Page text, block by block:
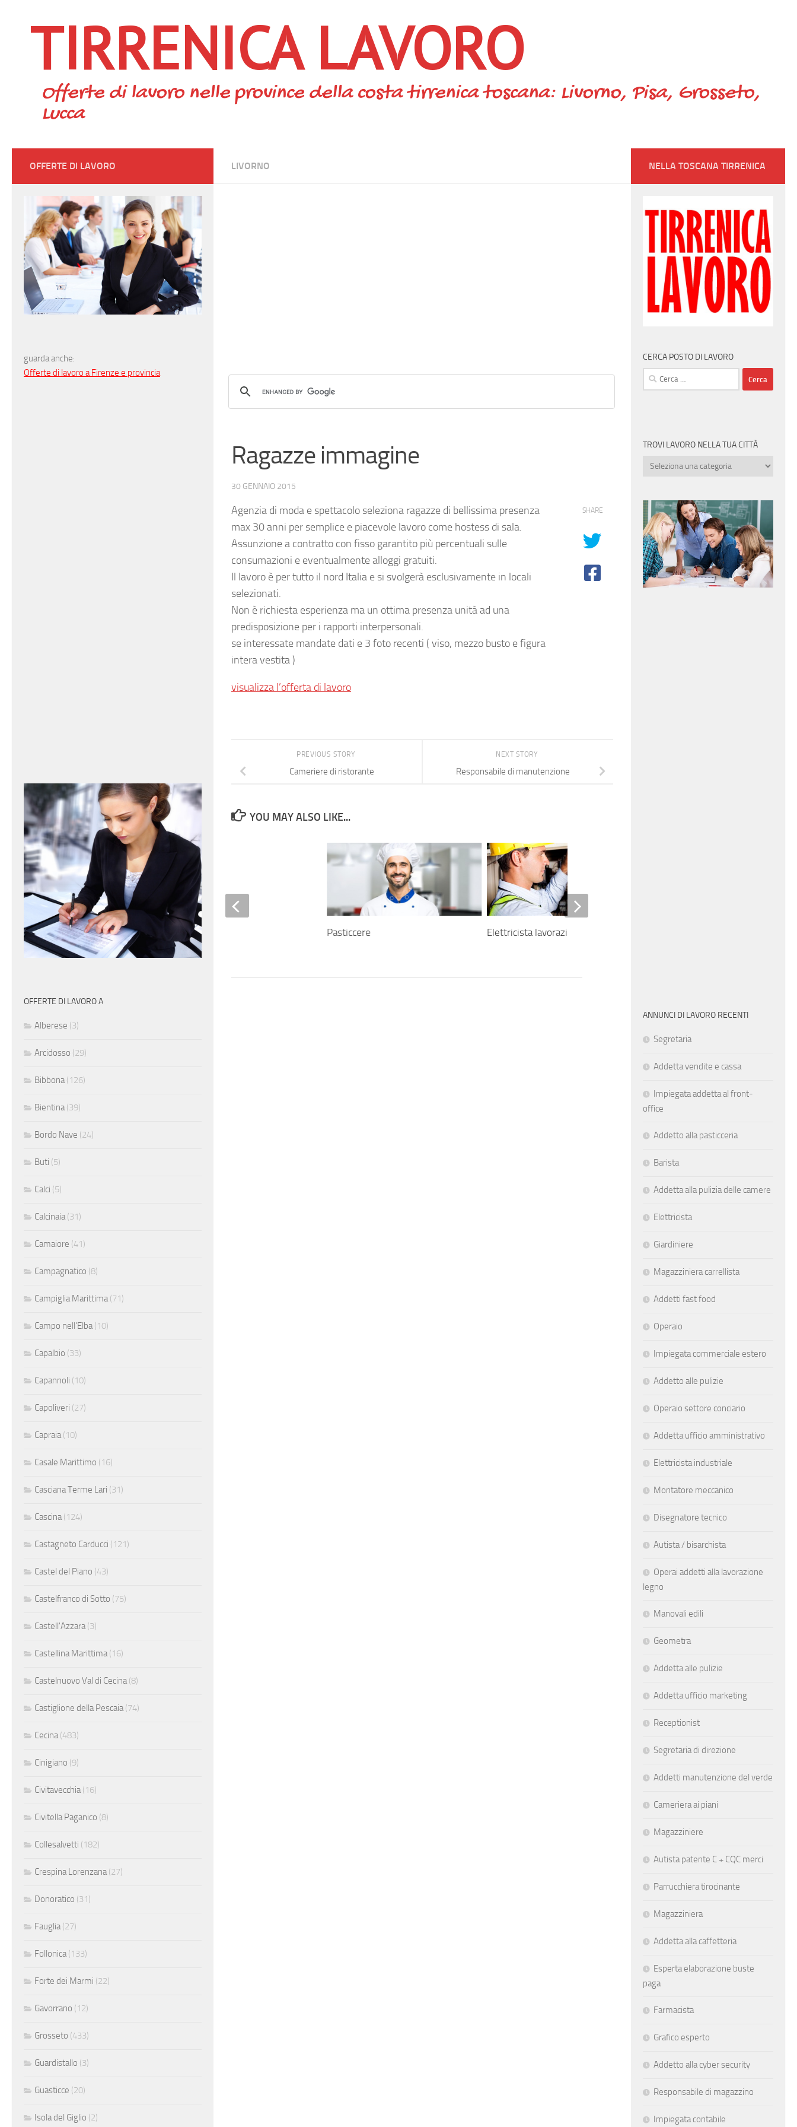
TIRRENICA LAVORO
Offerte di lavoro nelle province della costa tirrenica toscana: Livorno, Pisa, Grosseto,
Lucca
LIVORNO
Ragazze immagine
30 GENNAIO 2015
Agenzia di moda e spettacolo seleziona ragazze di bellissima presenza
max 30 anni per semplice e piacevole lavoro come hostess di sala.
Assunzione a contratto con fisso garantito più percentuali sulle
consumazioni e eventualmente alloggi gratuiti.
Il lavoro è per tutto il nord Italia e si svolgerà esclusivamente in locali
selezionati.
Non è richiesta esperienza ma un ottima presenza unità ad una
predisposizione per i rapporti interpersonali.
se interessate mandate dati e 3 foto recenti ( viso, mezzo busto e figura
intera vestita )
visualizza l’offerta di lavoro
SHARE
NEXT STORY
Responsabile di manutenzione
PREVIOUS STORY
Cameriere di ristorante
YOU MAY ALSO LIKE...
Pasticcere Elettricista lavorazioni fibra ottica
Scaffalisti esperti
OFFERTE DI LAVORO
guarda anche:
Offerte di lavoro a Firenze e provincia
OFFERTE DI LAVORO A
Alberese (3)
Arcidosso (29)
Bibbona(126)
Bientina(39)
Bordo Nave (24)
Buti (5)
Calci (5)
Calcinaia(31)
Camaiore (41)
Campagnatico (8)
Campiglia Marittima(71)
Campo nell'Elba(10)
Capalbio (33)
Capannoli (10)
Capoliveri (27)
Capraia(10)
Casale Marittimo (16)
Casciana Terme Lari (31)
Cascina(124)
Castagneto Carducci (121)
Castel del Piano (43)
Castelfranco di Sotto (75)
Castell'Azzara(3)
Castellina Marittima(16)
Castelnuovo Val di Cecina(8)
Castiglione della Pescaia(74)
Cecina(483)
Cinigiano (9)
Civitavecchia(16)
Civitella Paganico (8)
Collesalvetti (182)
Crespina Lorenzana(27)
Donoratico (31)
Fauglia(27)
Follonica(133)
Forte dei Marmi (22)
Gavorrano (12)
Grosseto (433)
Guardistallo (3)
Guasticce (20)
Isola del Giglio (2)
NELLA TOSCANA TIRRENICA
CERCA POSTO DI LAVORO
Ricerca
per:
TROVI LAVORO NELLA TUA CITTÀ
Trovi
tua
città
ANNUNCI DI LAVORO RECENTI
Segretaria
Addetta vendite e cassa
Impiegata addetta al front-
office
Addetto alla pasticceria
Barista
Addetta alla pulizia delle camere
Elettricista
Giardiniere
Magazziniera carrellista
Addetti fast food
Operaio
Impiegata commerciale estero
Addetto alle pulizie
Operaio settore conciario
Addetta ufficio amministrativo
Elettricista industriale
Montatore meccanico
Disegnatore tecnico
Autista / bisarchista
Operai addetti alla lavorazione
legno
Manovali edili
Geometra
Addetta alle pulizie
Addetta ufficio marketing
Receptionist
Segretaria di direzione
Addetti manutenzione del verde
Cameriera ai piani
Magazziniere
Autista patente C + CQC merci
Parrucchiera tirocinante
Magazziniera
Addetta alla caffetteria
Esperta elaborazione buste
paga
Farmacista
Grafico esperto
Addetto alla cyber security
Responsabile di magazzino
Impiegata contabile